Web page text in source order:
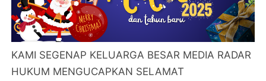
KAMI SEGENAP KELUARGA BESAR MEDIA RADAR
HUKUM MENGUCAPKAN SELAMAT